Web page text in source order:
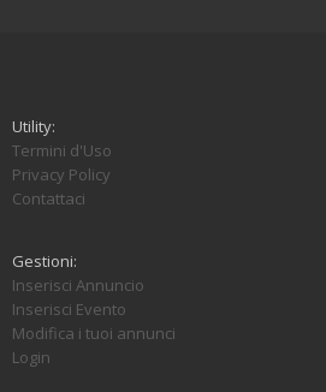
Utility:
Termini d'Uso
Privacy Policy
Contattaci
Gestioni:
Inserisci Annuncio
Inserisci Evento
Modifica i tuoi annunci
Login